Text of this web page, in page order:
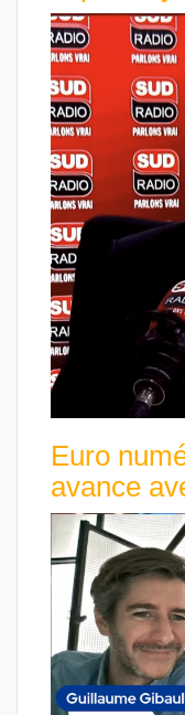
Euro
avance